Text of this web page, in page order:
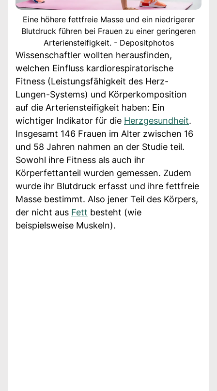
Eine höhere fettfreie Masse und ein niedrigerer
Blutdruck führen bei Frauen zu einer geringeren
Arteriensteifigkeit. - Depositphotos
Wissenschaftler wollten herausfinden,
welchen Einfluss kardiorespiratorische
Fitness (Leistungsfähigkeit des Herz-
Lungen-Systems) und Körperkomposition
auf die Arteriensteifigkeit haben: Ein
wichtiger Indikator für die Herzgesundheit.
Insgesamt 146 Frauen im Alter zwischen 16
und 58 Jahren nahmen an der Studie teil.
Sowohl ihre Fitness als auch ihr
Körperfettanteil wurden gemessen. Zudem
wurde ihr Blutdruck erfasst und ihre fettfreie
Masse bestimmt. Also jener Teil des Körpers,
der nicht aus Fett besteht (wie
beispielsweise Muskeln).